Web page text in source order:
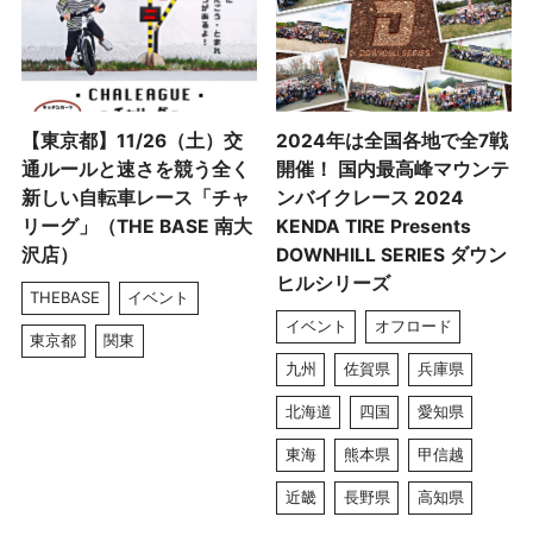
【東京都】11/26（土）交
通ルールと速さを競う全く
新しい自転車レース「チャ
リーグ」（THE BASE 南大
沢店）
THEBASE イベント
東京都 関東
2024年は全国各地で全7戦
開催！ 国内最高峰マウンテ
ンバイクレース 2024
KENDA TIRE Presents
DOWNHILL SERIES ダウン
ヒルシリーズ
イベント オフロード
九州 佐賀県 兵庫県
北海道 四国 愛知県
東海 熊本県 甲信越
近畿 長野県 高知県